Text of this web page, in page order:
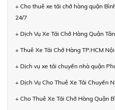
+ Cho thuê xe tải chở hàng quận
24/7
+ Dịch Vụ Xe Tải Chở Hàng Quận
+ Thuê Xe Tải Chở Hàng TP.HCM
+ Dịch vụ xe tải chuyển nhà quận
+ Dịch Vụ Cho Thuê Xe Tải Chuyển
+ Cho Thuê Xe Tải Chở Hàng Quận